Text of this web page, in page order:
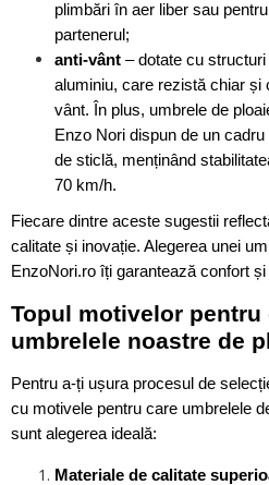
plimbări în aer liber sau
partenerul;
anti-vânt – dotate cu
aluminiu, care rezistă chiar și
vânt. În plus, umbrele de
Enzo Nori dispun de un
de sticlă, menținând
70 km/h.
Fiecare dintre aceste sugestii
calitate și inovație. Alegerea unei
EnzoNori.ro îți garantează confort
Topul motivelor pentru
umbrelele noastre de
Pentru a-ți ușura procesul de
cu motivele pentru care umbrelele
sunt alegerea ideală:
Materiale de calitate